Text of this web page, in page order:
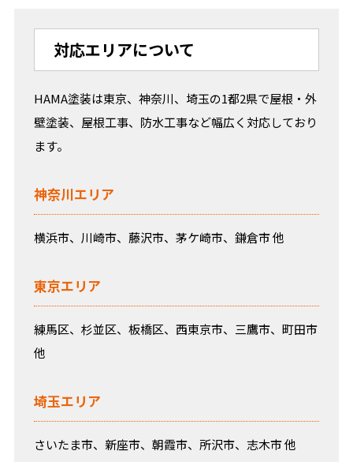
対応エリアについて
HAMA塗装は東京、神奈川、埼玉の1都2県で屋根・外
壁塗装、屋根工事、防水工事など幅広く対応しており
ます。
神奈川エリア
横浜市、川崎市、藤沢市、茅ケ崎市、鎌倉市 他
東京エリア
練馬区、杉並区、板橋区、西東京市、三鷹市、町田市
他
埼玉エリア
さいたま市、新座市、朝霞市、所沢市、志木市 他